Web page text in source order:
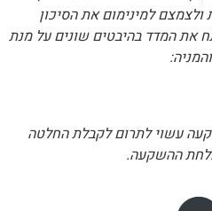
למינימום את הסיכון
את המדד בהיבטים שונים על מנת
עשוי לתרום לקבלת החלטה
ההשקעה.